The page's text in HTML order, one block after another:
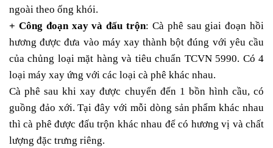
ngoài theo ống khói.
+ Công đoạn xay và đấu trộn: Cà phê sau giai đoạn hồi
hương được đưa vào máy xay thành bột đúng với yêu cầu
của chủng loại mặt hàng và tiêu chuẩn TCVN 5990. Có 4
loại máy xay ứng với các loại cà phê khác nhau.
Cà phê sau khi xay được chuyển đến 1 bồn hình cầu, có
guồng đảo xới. Tại đây với mỗi dòng sản phẩm khác nhau
thì cà phê được đấu trộn khác nhau để có hương vị và chất
lượng đặc trưng riêng.